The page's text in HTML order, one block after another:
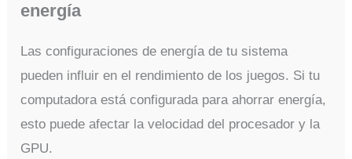
energía
Las configuraciones de energía de tu sistema
pueden influir en el rendimiento de los juegos. Si tu
computadora está configurada para ahorrar energía,
esto puede afectar la velocidad del procesador y la
GPU.